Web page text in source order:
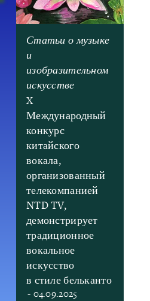
Статьи о музыке
и
изобразительном
искусстве
X
Международный
конкурс
китайского
вокала,
организованный
телекомпанией
NTD TV,
демонстрирует
традиционное
вокальное
искусство
в стиле бельканто
- 04.09.2025